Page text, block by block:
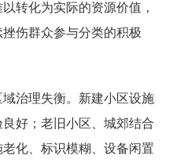
转化为实际的资源价值，
伤群众参与分类的积极
治理失衡。新建小区设施
好；老旧小区、城郊结合
化、标识模糊、设备闲置